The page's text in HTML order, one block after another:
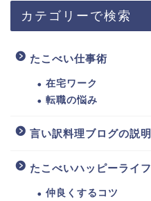
カテゴリーで検索
たこべい仕事術
在宅ワーク
転職の悩み
言い訳料理ブログの説明
たこべいハッピーライフ
仲良くするコツ